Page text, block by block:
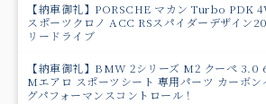
【納車御礼】PORSCHE マカン Turbo PDK
スポーツクロノ ACC RSスパイダーデザイン
リードライブ
【納車御礼】BMW 2シリーズ M2 クーペ
Mエアロ スポーツシート 専用パーツ カーボン
グパフォーマンスコントロール！